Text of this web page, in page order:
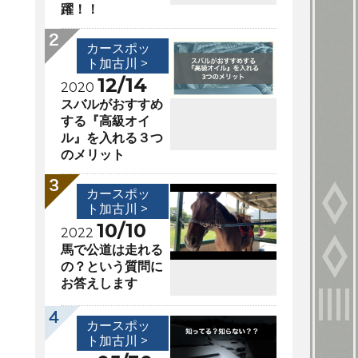
躍！！
カースポッ
ト加古川 >
2020 12/14
スバルがおすすめ
する『高級オイ
ル』を入れる３つ
のメリット
カースポッ
ト加古川 >
2022 10/10
馬で公道は走れる
の？という質問に
お答えします
カースポッ
ト加古川 >